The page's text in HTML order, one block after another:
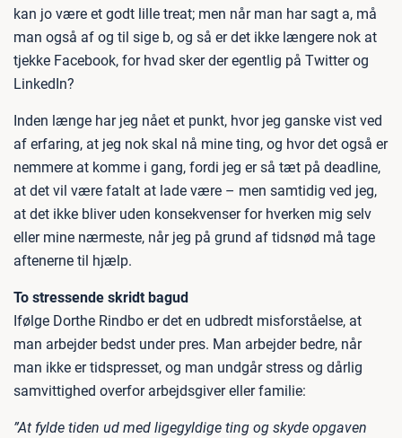
kan jo være et godt lille treat; men når man har sagt a, må
man også af og til sige b, og så er det ikke længere nok at
tjekke Facebook, for hvad sker der egentlig på Twitter og
LinkedIn?
Inden længe har jeg nået et punkt, hvor jeg ganske vist ved
af erfaring, at jeg nok skal nå mine ting, og hvor det også er
nemmere at komme i gang, fordi jeg er så tæt på deadline,
at det vil være fatalt at lade være – men samtidig ved jeg,
at det ikke bliver uden konsekvenser for hverken mig selv
eller mine nærmeste, når jeg på grund af tidsnød må tage
aftenerne til hjælp.
To stressende skridt bagud
Ifølge Dorthe Rindbo er det en udbredt misforståelse, at
man arbejder bedst under pres. Man arbejder bedre, når
man ikke er tidspresset, og man undgår stress og dårlig
samvittighed overfor arbejdsgiver eller familie:
”At fylde tiden ud med ligegyldige ting og skyde opgaven